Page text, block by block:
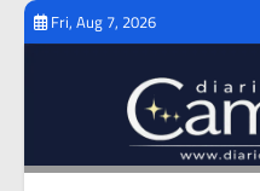
Skip
Fri, Aug 7, 2026